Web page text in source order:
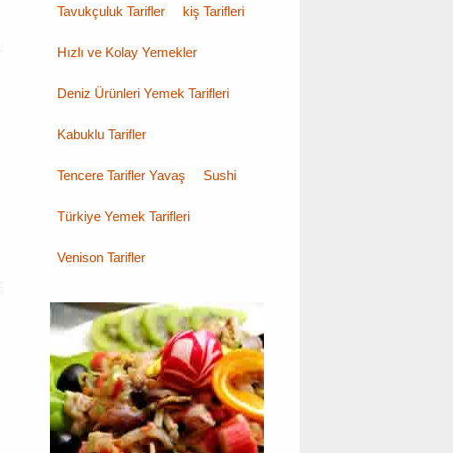
Tavukçuluk Tarifler kiş Tarifleri
Hızlı ve Kolay Yemekler
Deniz Ürünleri Yemek Tarifleri
Kabuklu Tarifler
Tencere Tarifler Yavaş Sushi
Türkiye Yemek Tarifleri
Venison Tarifler